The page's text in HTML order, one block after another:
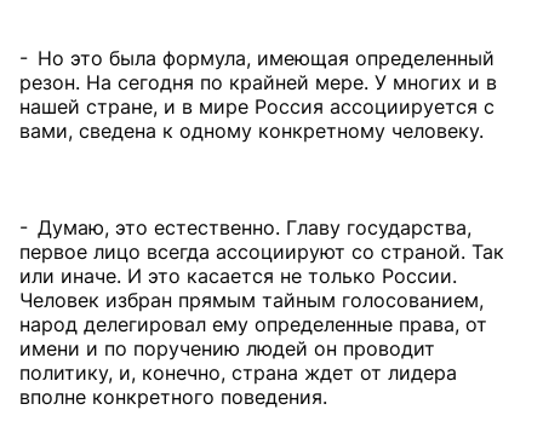
- Но это была формула, имеющая определенный
резон. На сегодня по крайней мере. У многих и в
нашей стране, и в мире Россия ассоциируется с
вами, сведена к одному конкретному человеку.
- Думаю, это естественно. Главу государства,
первое лицо всегда ассоциируют со страной. Так
или иначе. И это касается не только России.
Человек избран прямым тайным голосованием,
народ делегировал ему определенные права, от
имени и по поручению людей он проводит
политику, и, конечно, страна ждет от лидера
вполне конкретного поведения.